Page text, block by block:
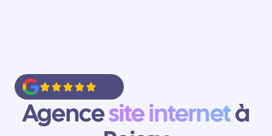
Agencesite internetà